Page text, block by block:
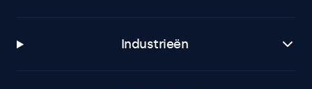
Industrieën